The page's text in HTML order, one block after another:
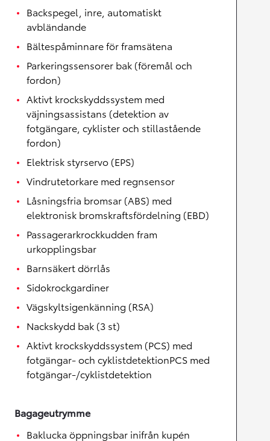
Backspegel, inre, automatiskt
avbländande
Bältespåminnare för framsätena
Parkeringssensorer bak (föremål och
fordon)
Aktivt krockskyddssystem med
väjningsassistans (detektion av
fotgängare, cyklister och stillastående
fordon)
Elektrisk styrservo (EPS)
Vindrutetorkare med regnsensor
Låsningsfria bromsar (ABS) med
elektronisk bromskraftsfördelning (EBD)
Passagerarkrockkudden fram
urkopplingsbar
Barnsäkert dörrlås
Sidokrockgardiner
Vägskyltsigenkänning (RSA)
Nackskydd bak (3 st)
Aktivt krockskyddssystem (PCS) med
fotgängar- och cyklistdetektionPCS med
fotgängar-/cyklistdetektion
Bagageutrymme
Baklucka öppningsbar inifrån kupén